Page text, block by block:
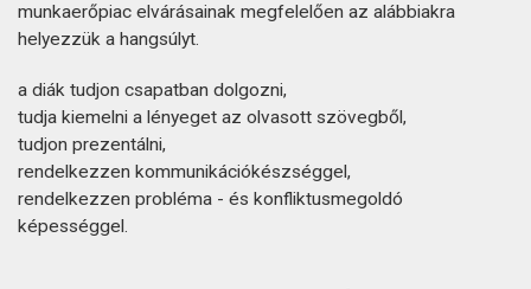
munkaerőpiac elvárásainak megfelelően az alábbiakra
helyezzük a hangsúlyt.
a diák tudjon csapatban dolgozni,
tudja kiemelni a lényeget az olvasott szövegből,
tudjon prezentálni,
rendelkezzen kommunikációkészséggel,
rendelkezzen probléma - és konfliktusmegoldó
képességgel.